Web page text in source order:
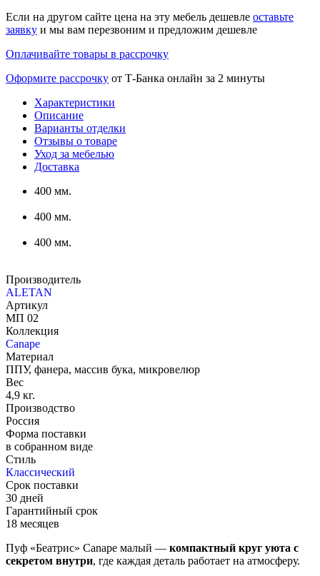
Если на другом сайте цена на эту мебель дешевле оставьте
заявку и мы вам перезвоним и предложим дешевле
Оплачивайте товары в рассрочку
Оформите рассрочку от Т-Банка онлайн за 2 минуты
Характеристики
Описание
Варианты отделки
Отзывы о товаре
Уход за мебелью
Доставка
400 мм.
400 мм.
400 мм.
Производитель
ALETAN
Артикул
МП 02
Коллекция
Canape
Материал
ППУ, фанера, массив бука, микровелюр
Вес
4,9 кг.
Производство
Россия
Форма поставки
в собранном виде
Стиль
Классический
Срок поставки
30 дней
Гарантийный срок
18 месяцев
Пуф «Беатрис» Canape малый — компактный круг уюта с
секретом внутри, где каждая деталь работает на атмосферу.